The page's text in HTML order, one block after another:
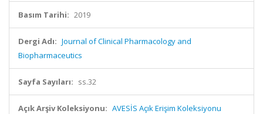
Basım Tarihi: 2019
Dergi Adı: Journal of Clinical Pharmacology and
Biopharmaceutics
Sayfa Sayıları: ss.32
Açık Arşiv Koleksiyonu: AVESİS Açık Erişim Koleksiyonu